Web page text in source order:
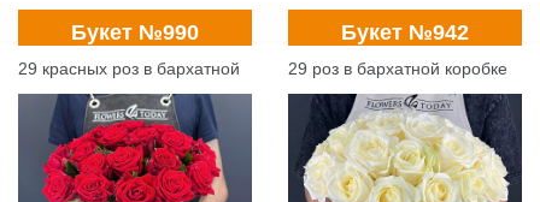
Букет №990
29 красных роз в бархатной
коробке
Букет №942
29 роз в бархатной коробке